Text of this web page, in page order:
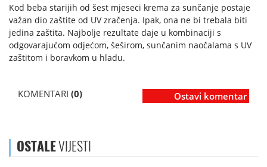
Kod beba starijih od šest mjeseci krema za sunčanje postaje
važan dio zaštite od UV zračenja. Ipak, ona ne bi trebala biti
jedina zaštita. Najbolje rezultate daje u kombinaciji s
odgovarajućom odjećom, šeširom, sunčanim naočalama s UV
zaštitom i boravkom u hladu.
KOMENTARI (0) Ostavi komentar
OSTALEVIJESTI